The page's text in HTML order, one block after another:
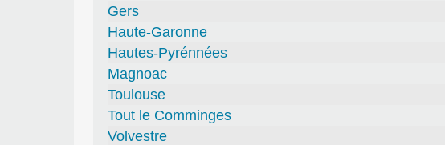
Gers
Haute-Garonne
Hautes-Pyrénnées
Magnoac
Toulouse
Tout le Comminges
Volvestre